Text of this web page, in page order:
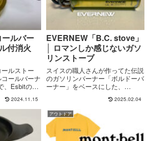
ルバー
付消火
ルストー
ールバーナ
、Esbitのア
。消火のと
火時に熱い
ていたの
2024.11.15
EVERNEW「B.C. stove」
│ ロマンしか感じないガソ
リンストーブ
スイスの職人さんが作ってた伝説
のガソリンバーナー「ボルドーバ
ーナー」をベースにした、
周年記念の限定モデル「B.C.
stove」。6月以降に発表されると
聞いて、6月1日からほぼ毎日の
ように公式ストア(現...
2025.02.04
アウトドア